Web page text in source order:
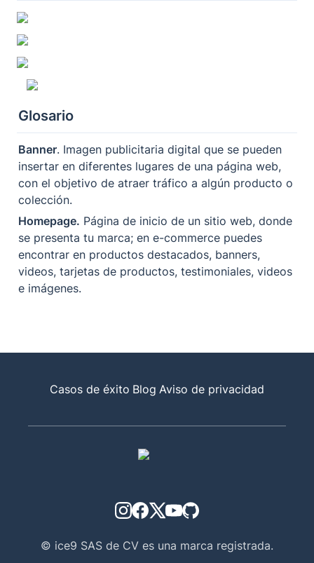
Glosario
Banner. Imagen publicitaria digital que se pueden
insertar en diferentes lugares de una página web,
con el objetivo de atraer tráfico a algún producto o
colección.
Homepage. Página de inicio de un sitio web, donde
se presenta tu marca; en e-commerce puedes
encontrar en productos destacados, banners,
videos, tarjetas de productos, testimoniales, videos
e imágenes.
Casos de éxito Blog Aviso de privacidad
© ice9 SAS de CV es una marca registrada.